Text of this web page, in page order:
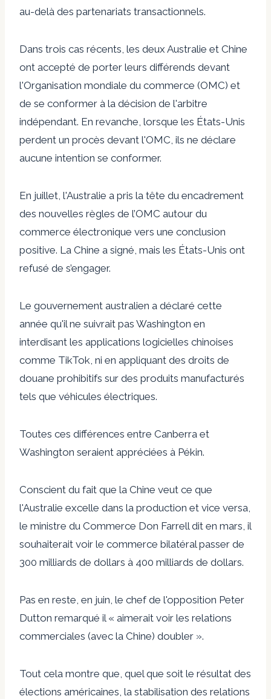
au-delà des partenariats transactionnels.
Dans trois cas récents, les deux Australie et Chine
ont accepté de porter leurs différends devant
l'Organisation mondiale du commerce (OMC) et
de se conformer à la décision de l'arbitre
indépendant. En revanche, lorsque les États-Unis
perdent un procès devant l'OMC, ils ne déclare
aucune intention se conformer.
En juillet, l'Australie a pris la tête du encadrement
des nouvelles règles de l’OMC autour du
commerce électronique vers une conclusion
positive. La Chine a signé, mais les États-Unis ont
refusé de s’engager.
Le gouvernement australien a déclaré cette
année qu'il ne suivrait pas Washington en
interdisant les applications logicielles chinoises
comme TikTok, ni en appliquant des droits de
douane prohibitifs sur des produits manufacturés
tels que véhicules électriques.
Toutes ces différences entre Canberra et
Washington seraient appréciées à Pékin.
Conscient du fait que la Chine veut ce que
l'Australie excelle dans la production et vice versa,
le ministre du Commerce Don Farrell dit en mars, il
souhaiterait voir le commerce bilatéral passer de
300 milliards de dollars à 400 milliards de dollars.
Pas en reste, en juin, le chef de l'opposition Peter
Dutton remarqué il « aimerait voir les relations
commerciales (avec la Chine) doubler ».
Tout cela montre que, quel que soit le résultat des
élections américaines, la stabilisation des relations